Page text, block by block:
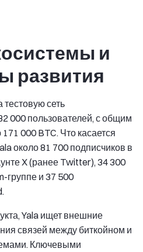
и
развития
сеть
000 пользователей, с общим
000 BTC. Что касается
около 81 700 подписчиков в
X (ранее Twitter), 34 300
группе и 37 500
Yala ищет внешние
связей между биткойном и
Ключевыми